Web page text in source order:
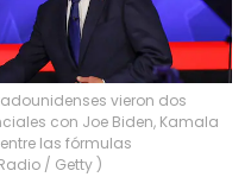
vieron dos
con Joe Biden, Kamala
las fórmulas
/ Getty )